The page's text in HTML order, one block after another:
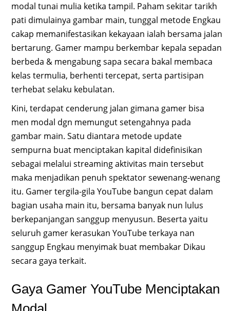
modal tunai mulia ketika tampil. Paham sekitar tarikh
pati dimulainya gambar main, tunggal metode Engkau
cakap memanifestasikan kekayaan ialah bersama jalan
bertarung. Gamer mampu berkembar kepala sepadan
berbeda & mengabung sapa secara bakal membaca
kelas termulia, berhenti tercepat, serta partisipan
terhebat selaku kebulatan.
Kini, terdapat cenderung jalan gimana gamer bisa
men modal dgn memungut setengahnya pada
gambar main. Satu diantara metode update
sempurna buat menciptakan kapital didefinisikan
sebagai melalui streaming aktivitas main tersebut
maka menjadikan penuh spektator sewenang-wenang
itu. Gamer tergila-gila YouTube bangun cepat dalam
bagian usaha main itu, bersama banyak nun lulus
berkepanjangan sanggup menyusun. Beserta yaitu
seluruh gamer kerasukan YouTube terkaya nan
sanggup Engkau menyimak buat membakar Dikau
secara gaya terkait.
Gaya Gamer YouTube Menciptakan